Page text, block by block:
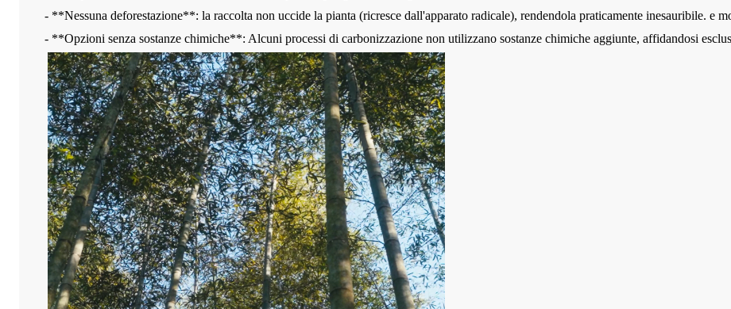
- **Nessuna deforestazione**: la raccolta non uccide la pianta (ricresce dall'apparato radicale), rendendola praticamente inesauribile. e
- **Opzioni senza sostanze chimiche**: Alcuni processi di carbonizzazione non utilizzano sostanze chimiche aggiunte, affidandosi